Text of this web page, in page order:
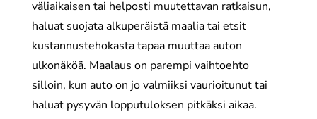
väliaikaisen tai helposti muutettavan ratkaisun,
haluat suojata alkuperäistä maalia tai etsit
kustannustehokasta tapaa muuttaa auton
ulkonäköä. Maalaus on parempi vaihtoehto
silloin, kun auto on jo valmiiksi vaurioitunut tai
haluat pysyvän lopputuloksen pitkäksi aikaa.